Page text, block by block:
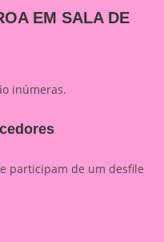
EM SALA DE
inúmeras.
participam de um desfile